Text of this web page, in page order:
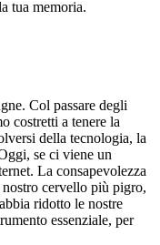
tua memoria.
Col passare degli
costretti a tenere la
della tecnologia, la
se ci viene un
La consapevolezza
cervello più pigro,
ridotto le nostre
essenziale, per